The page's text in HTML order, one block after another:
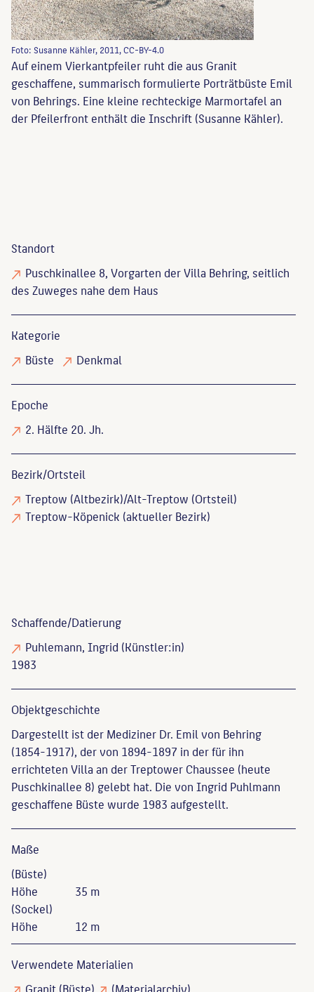
Foto: Susanne Kähler, 2011, CC-BY-4.0
Auf einem Vierkantpfeiler ruht die aus Granit
geschaffene, summarisch formulierte Porträtbüste Emil
von Behrings. Eine kleine rechteckige Marmortafel an
der Pfeilerfront enthält die Inschrift (Susanne Kähler).
Standort
Puschkinallee 8, Vorgarten der Villa Behring, seitlich
des Zuweges nahe dem Haus
Kategorie
Büste
Denkmal
Epoche
2. Hälfte 20. Jh.
Bezirk/Ortsteil
Treptow (Altbezirk)/Alt-Treptow (Ortsteil)
Treptow-Köpenick (aktueller Bezirk)
Schaffende/Datierung
Puhlemann, Ingrid (Künstler:in)
1983
Objekt­geschichte
Dargestellt ist der Mediziner Dr. Emil von Behring
(1854-1917), der von 1894-1897 in der für ihn
errichteten Villa an der Treptower Chaussee (heute
Puschkinallee 8) gelebt hat. Die von Ingrid Puhlmann
geschaffene Büste wurde 1983 aufgestellt.
Maße
(Büste)
Höhe
(Sockel)
Höhe
35 m
12 m
Verwendete Materialien
Granit(Büste) (Materialarchiv)